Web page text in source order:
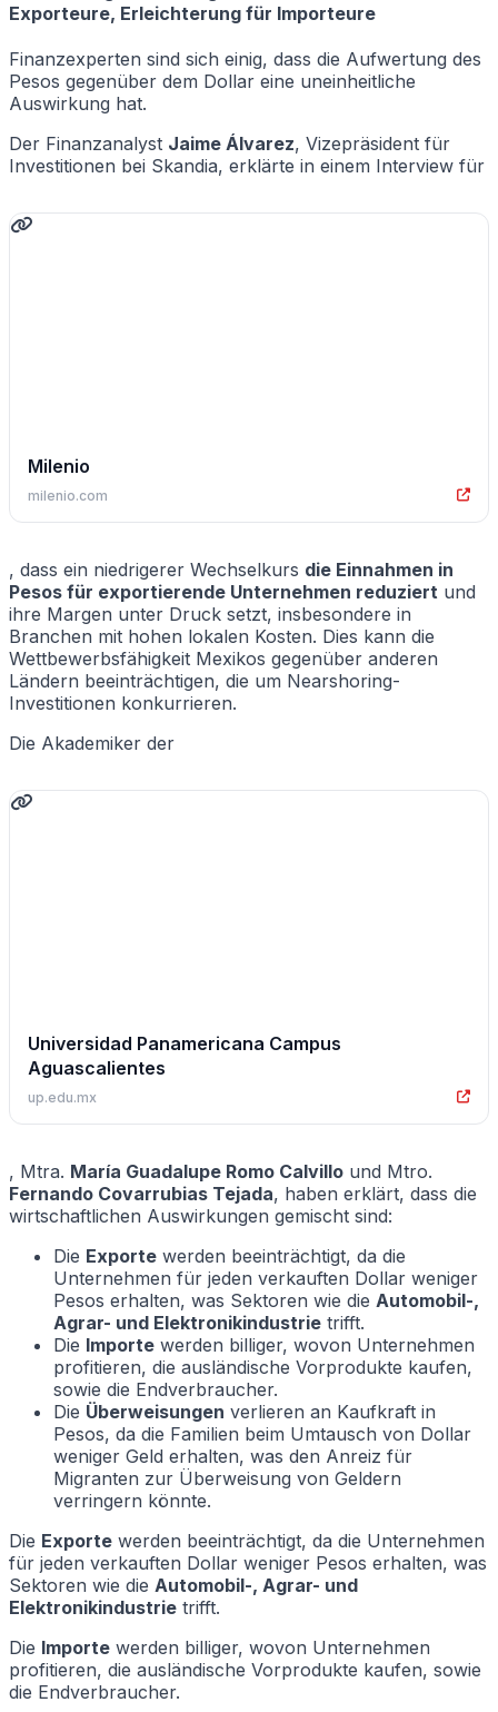
Exporteure, Erleichterung für Importeure
Finanzexperten sind sich einig, dass die Aufwertung des
Pesos gegenüber dem Dollar eine uneinheitliche
Auswirkung hat.
Der Finanzanalyst Jaime Álvarez, Vizepräsident für
Investitionen bei Skandia, erklärte in einem Interview für
Milenio
milenio.com
, dass ein niedrigerer Wechselkurs die Einnahmen in
Pesos für exportierende Unternehmen reduziert und
ihre Margen unter Druck setzt, insbesondere in
Branchen mit hohen lokalen Kosten. Dies kann die
Wettbewerbsfähigkeit Mexikos gegenüber anderen
Ländern beeinträchtigen, die um Nearshoring-
Investitionen konkurrieren.
Die Akademiker der
Universidad Panamericana Campus
Aguascalientes
up.edu.mx
, Mtra. María Guadalupe Romo Calvillo und Mtro.
Fernando Covarrubias Tejada, haben erklärt, dass die
wirtschaftlichen Auswirkungen gemischt sind:
Die Exporte werden beeinträchtigt, da die
Unternehmen für jeden verkauften Dollar weniger
Pesos erhalten, was Sektoren wie die Automobil-,
Agrar- und Elektronikindustrie trifft.
Die Importe werden billiger, wovon Unternehmen
profitieren, die ausländische Vorprodukte kaufen,
sowie die Endverbraucher.
Die Überweisungen verlieren an Kaufkraft in
Pesos, da die Familien beim Umtausch von Dollar
weniger Geld erhalten, was den Anreiz für
Migranten zur Überweisung von Geldern
verringern könnte.
Die Exporte werden beeinträchtigt, da die Unternehmen
für jeden verkauften Dollar weniger Pesos erhalten, was
Sektoren wie die Automobil-, Agrar- und
Elektronikindustrie trifft.
Die Importe werden billiger, wovon Unternehmen
profitieren, die ausländische Vorprodukte kaufen, sowie
die Endverbraucher.